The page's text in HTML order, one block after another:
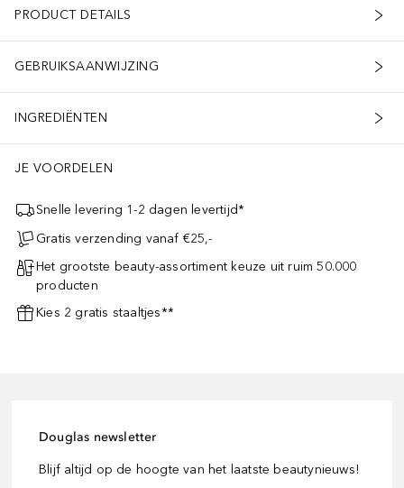
PRODUCT DETAILS
GEBRUIKSAANWIJZING
INGREDIËNTEN
JE VOORDELEN
Snelle levering 1-2 dagen levertijd*
Gratis verzending vanaf €25,-
Het grootste beauty-assortiment keuze uit ruim 50.000
producten
Kies 2 gratis staaltjes**
Douglas newsletter
Blijf altijd op de hoogte van het laatste beautynieuws!